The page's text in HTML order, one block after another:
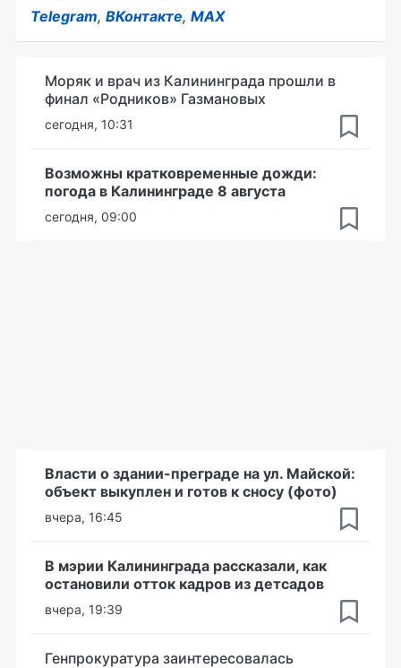
Telegram, ВКонтакте, MAX
Моряк и врач из Калининграда прошли в
финал «Родников» Газмановых
сегодня, 10:31
Возможны кратковременные дожди:
погода в Калининграде 8 августа
сегодня, 09:00
Власти о здании-преграде на ул. Майской:
объект выкуплен и готов к сносу (фото)
вчера, 16:45
В мэрии Калининграда рассказали, как
остановили отток кадров из детсадов
вчера, 19:39
Генпрокуратура заинтересовалась